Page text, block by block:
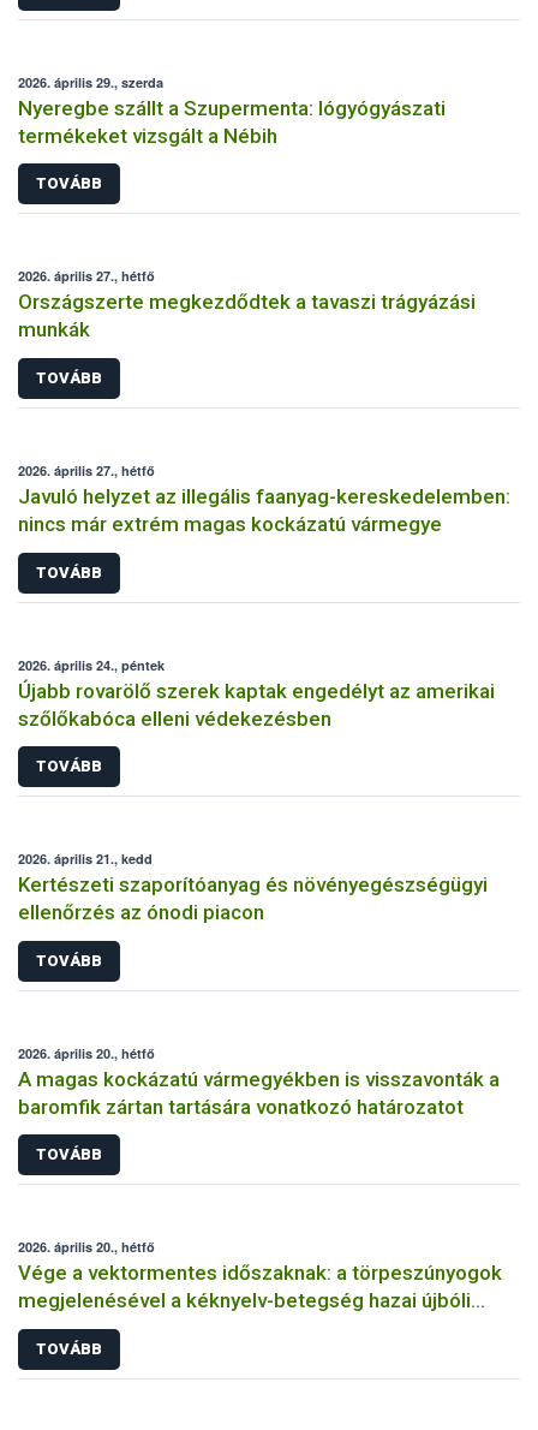
2026. április 29., szerda
Nyeregbe szállt a Szupermenta: lógyógyászati
termékeket vizsgált a Nébih
TOVÁBB
2026. április 27., hétfő
Országszerte megkezdődtek a tavaszi trágyázási
munkák
TOVÁBB
2026. április 27., hétfő
Javuló helyzet az illegális faanyag-kereskedelemben:
nincs már extrém magas kockázatú vármegye
TOVÁBB
2026. április 24., péntek
Újabb rovarölő szerek kaptak engedélyt az amerikai
szőlőkabóca elleni védekezésben
TOVÁBB
2026. április 21., kedd
Kertészeti szaporítóanyag és növényegészségügyi
ellenőrzés az ónodi piacon
TOVÁBB
2026. április 20., hétfő
A magas kockázatú vármegyékben is visszavonták a
baromfik zártan tartására vonatkozó határozatot
TOVÁBB
2026. április 20., hétfő
Vége a vektormentes időszaknak: a törpeszúnyogok
megjelenésével a kéknyelv-betegség hazai újbóli
előfordulása lehetséges
TOVÁBB